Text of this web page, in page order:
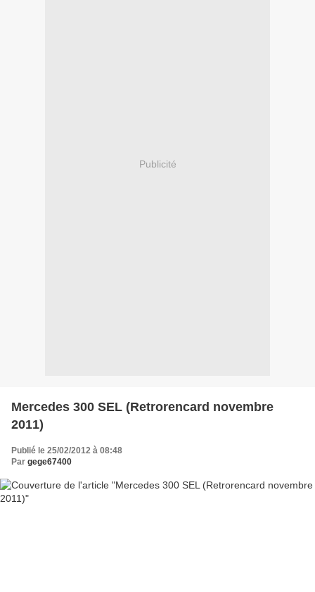
Publicité
Mercedes 300 SEL (Retrorencard novembre
2011)
Publié le 25/02/2012 à 08:48
Par gege67400